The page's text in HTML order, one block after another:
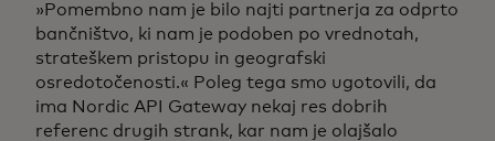
»Pomembno nam je bilo najti partnerja za odprto
bančništvo, ki nam je podoben po vrednotah,
strateškem pristopu in geografski
osredotočenosti.« Poleg tega smo ugotovili, da
ima Nordic API Gateway nekaj res dobrih
referenc drugih strank, kar nam je olajšalo